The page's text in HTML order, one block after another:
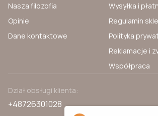
Nasza filozofia
Opinie
Dane kontaktowe
Wysyłka i
Regulamin
Polityka
Reklamacje i
Współpraca
Dział obsługi klienta:
+48726301028